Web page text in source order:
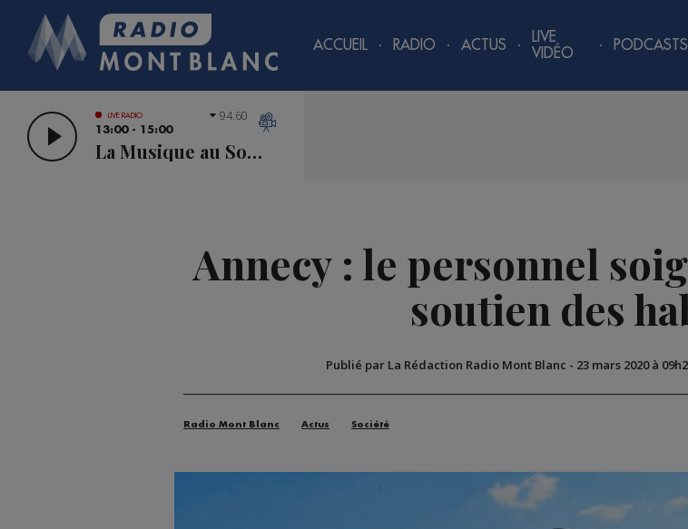
ACCUEIL RADIO ACTUS
LIVE
VIDÉO
PODCASTS
LIVE RADIO
13:00 - 15:00
La Musique au Sommet
94.60
Annecy : le personnel
soutien des
Publié par La Rédaction Radio Mont Blanc - 23 mars 2020 à
Radio Mont Blanc Actus Société